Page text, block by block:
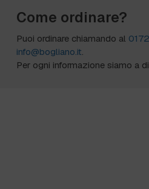
Come ordinare?
Puoi ordinare chiamando al
info@bogliano.it.
Per ogni informazione siamo a